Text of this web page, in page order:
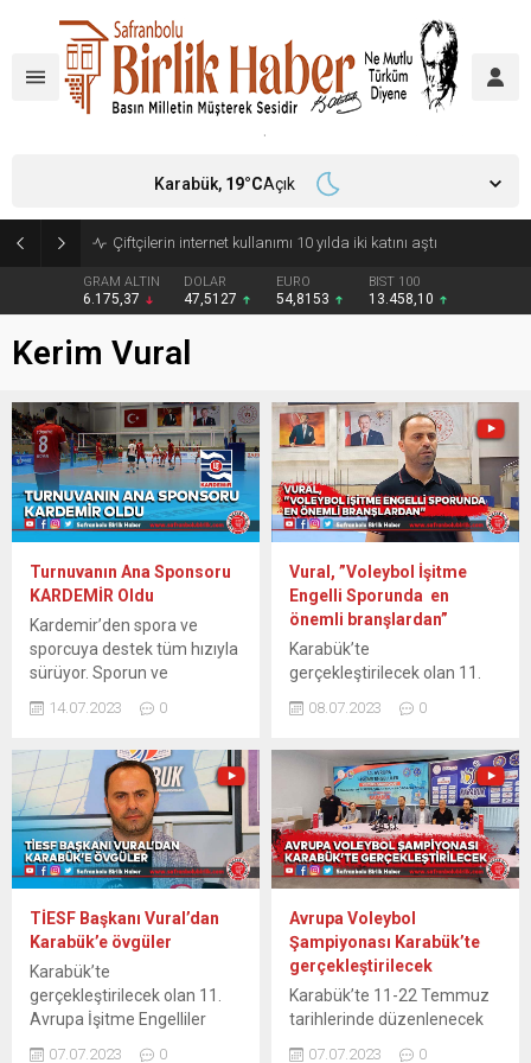
Çiftçilerin internet kullanımı 10 yılda iki katını aştı
GRAM ALTIN
6.175,37
DOLAR
47,5127
EURO
54,8153
BIST 100
13.458,10
Karabük, 19°CAçık
Kerim Vural
Turnuvanın Ana Sponsoru
KARDEMİR Oldu
Kardemir’den spora ve
sporcuya destek tüm hızıyla
sürüyor. Sporun ve
yanında yer alan Kardemir,
düzenlenen 11. Avrupa
İşitme Engelliler Voleybol
Şampiyonası’na destek oldu.
11. Avrupa İşitme Engelliler
Voleybol Şampiyonası ilk
maçı Ukrayna ve Polonya
erkek milli takımları arasında
oynandı. Yeni Mahalle Spor
14.07.2023 0
Vural, ”Voleybol İşitme
Engelli Sporunda en
önemli branşlardan”
Karabük’te
gerçekleştirilecek olan 11.
Voleybol Şampiyonası
Karabük’te bulunan Türkiye
İşitme Engelliler Spor
Federasyonu (TİESF)
Başkanı Kerim Vural,
voleybolun İşitme Engelli
Sporunda en önemli
branşlardan biri olduğunu
belirtti. TİESF Başkanı Kerim
Vural, 11. Avrupa İşitme
Engelliler Voleybol
Şampiyonası’nın
Karabük’ün tanıtımına katkı
sağlayacağını belirterek,
08.07.2023 0
TİESF Başkanı Vural’dan
Karabük’e övgüler
Karabük’te
gerçekleştirilecek olan 11.
Avrupa İşitme Engelliler
07.07.2023 0
Avrupa Voleybol
Şampiyonası Karabük’te
gerçekleştirilecek
Karabük’te 11-22 Temmuz
tarihlerinde düzenlenecek
07.07.2023 0